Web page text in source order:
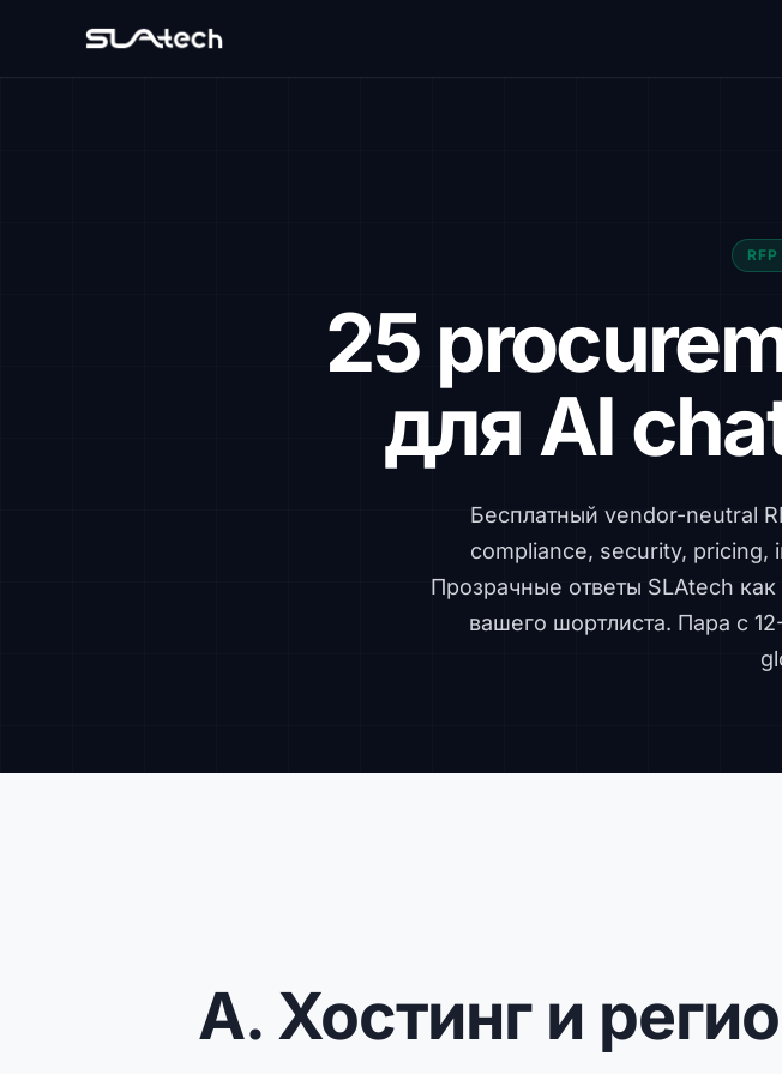
25
для AI
Бесплатный vendor-neutral
compliance, security, pricing,
Прозрачные ответы SLAtech
вашего шортлиста. Пара с
A. Хостинг и